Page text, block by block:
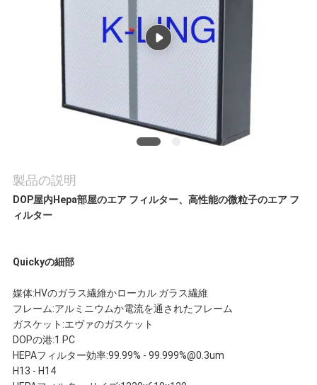
連
絡
だ
さ
い
製品の説明
DOP屋内Hepa部屋のエア フィルター、高性能の微粒子のエア フ
ィルター
Quickyの細部
媒体:HVのガラス繊維かローカル ガラス繊維
フレーム:アルミニウムか電流を通されたフレーム
ガスケット:エヴァのガスケット
DOPの港:1 PC
HEPAフィルター効率:99.99% - 99.999%@0.3um
H13 - H14